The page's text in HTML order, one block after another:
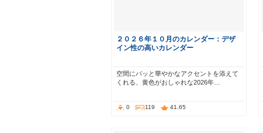
２０２６年１０月のカレンダー：デザ
イン性の高いカレンダー
空間にパッと華やかなアクセントを添えて
くれる、黄色がおしゃれな2026年…
0 119 41.65